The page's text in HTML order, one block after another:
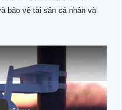
bảo vệ tài sản cá nhân và